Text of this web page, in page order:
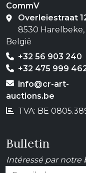
CommV
Overleiestraat
8530 Harelbeke,
België
+32 56 903 240
+32 475 999
info@cr-art-
auctions.be
TVA: BE
Bulletin
Intéressé par notre